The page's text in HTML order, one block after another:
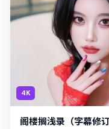
4K
阁楼搁浅录（字幕修订